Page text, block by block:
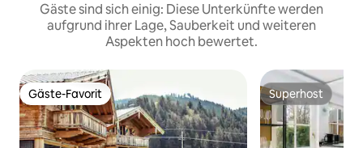
Gäste sind sich einig: Diese Unterkünfte werden
aufgrund ihrer Lage, Sauberkeit und weiteren
Aspekten hoch bewertet.
Gäste-Favorit
Gäste-Favorit Superhost
Superhost